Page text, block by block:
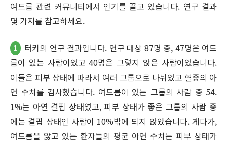
여드름 관련 커뮤니티에서 인기를 끌고 있습니다. 연구 결과
몇 가지를 참고하세요.
1
터키의 연구 결과입니다. 연구 대상 87명 중, 47명은 여드
름이 있는 사람이었고 40명은 그렇지 않은 사람이었습니다.
이들은 피부 상태에 따라서 여러 그룹으로 나뉘었고 혈중의 아
연 수치를 검사했습니다. 여드름이 있는 그룹의 사람 중 54.
1%는 아연 결핍 상태였고, 피부 상태가 좋은 그룹의 사람 중
에는 결핍 상태인 사람이 10%밖에 되지 않았습니다. 게다가,
여드름을 앓고 있는 환자들의 평균 아연 수치는 피부 상태가